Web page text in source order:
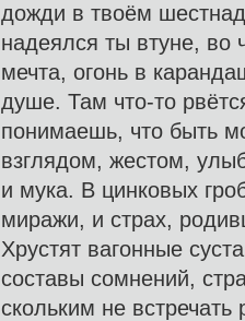
дожди в твоём
надеялся ты втуне, во
мечта, огонь в
душе. Там что-то
понимаешь, что быть
взглядом, жестом,
и мука. В цинковых
миражи, и страх,
Хрустят вагонные
составы сомнений,
скольким не